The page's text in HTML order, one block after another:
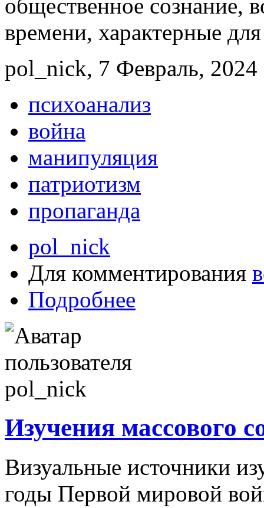
общественное сознание,
времени, характерные
pol_nick, 7 Февраль, 2024
психоанализ
война
манипуляция
патриотизм
пропаганда
pol_nick
Для комментирования
Подробнее
Изучения массового
Визуальные источники
годы Первой мировой